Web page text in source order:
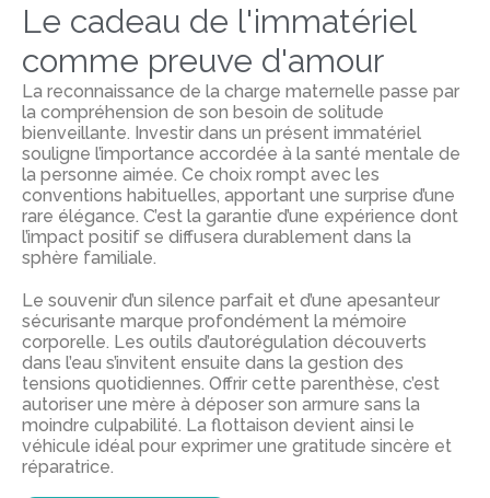
Le cadeau de l'immatériel
comme preuve d'amour
La reconnaissance de la charge maternelle passe par
la compréhension de son besoin de solitude
bienveillante. Investir dans un présent immatériel
souligne l’importance accordée à la santé mentale de
la personne aimée. Ce choix rompt avec les
conventions habituelles, apportant une surprise d’une
rare élégance. C’est la garantie d’une expérience dont
l’impact positif se diffusera durablement dans la
sphère familiale.
Le souvenir d’un silence parfait et d’une apesanteur
sécurisante marque profondément la mémoire
corporelle. Les outils d’autorégulation découverts
dans l’eau s’invitent ensuite dans la gestion des
tensions quotidiennes. Offrir cette parenthèse, c’est
autoriser une mère à déposer son armure sans la
moindre culpabilité. La flottaison devient ainsi le
véhicule idéal pour exprimer une gratitude sincère et
réparatrice.